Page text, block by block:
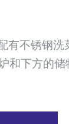
有不锈钢
和下方的储